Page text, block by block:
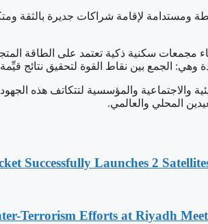
ومستدامة لإقامة شراكات جديرة بالثقة
مجمعات سكنية ذكية تعتمد على الطاقة
وهي: الجمع بين نقاط القوة لتحقيق نتائج
والاجتماعية والمؤسسية لتتكاتف هذه
المحلي والعالمي.
Successfully Launches 2
Terrorism Efforts at Riyadh